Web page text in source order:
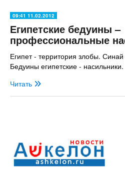
09:41 11.02.2012
Египетские бедуины –
профессиональные
Египет - территория злобы.
Бедуины египетские - насильники.
Читать